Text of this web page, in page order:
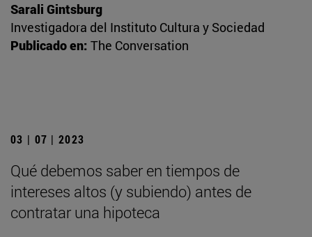
Sarali Gintsburg
Investigadora del Instituto Cultura y Sociedad
Publicado en: The Conversation
03 | 07 | 2023
Qué debemos saber en tiempos de
intereses altos (y subiendo) antes de
contratar una hipoteca